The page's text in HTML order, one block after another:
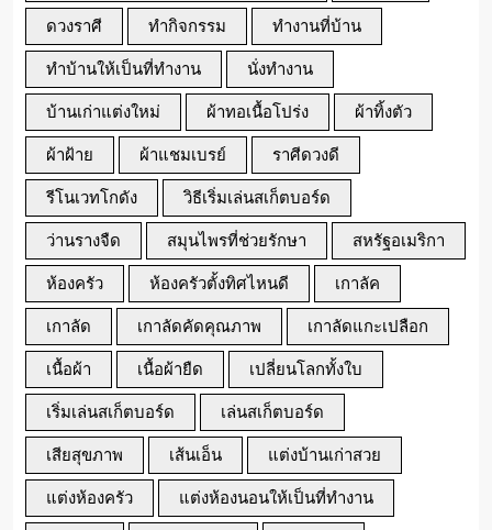
ดวงราศี ทำกิจกรรม ทำงานที่บ้าน
ทำบ้านให้เป็นที่ทำงาน นั่งทำงาน
บ้านเก่าแต่งใหม่ ผ้าทอเนื้อโปร่ง ผ้าทิ้งตัว
ผ้าฝ้าย ผ้าแชมเบรย์ ราศีดวงดี
รีโนเวทโกดัง วิธีเริ่มเล่นสเก็ตบอร์ด
ว่านรางจืด สมุนไพรที่ช่วยรักษา สหรัฐอเมริกา
ห้องครัว ห้องครัวตั้งทิศไหนดี เกาลัค
เกาลัด เกาลัดคัดคุณภาพ เกาลัดแกะเปลือก
เนื้อผ้า เนื้อผ้ายืด เปลี่ยนโลกทั้งใบ
เริ่มเล่นสเก็ตบอร์ด เล่นสเก็ตบอร์ด
เสียสุขภาพ เส้นเอ็น แต่งบ้านเก่าสวย
แต่งห้องครัว แต่งห้องนอนให้เป็นที่ทำงาน